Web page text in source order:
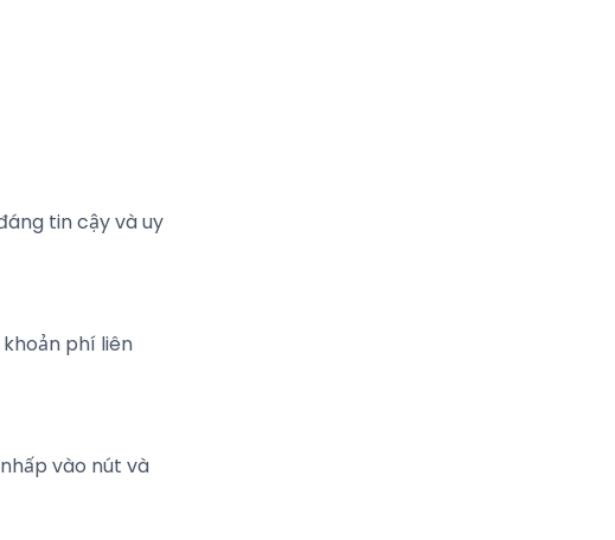
tin cậy và uy
phí liên
vào nút và